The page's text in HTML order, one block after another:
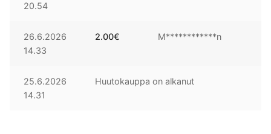
20.54
26.6.2026
14.33
2.00€ M************n
25.6.2026
14.31
Huutokauppa on alkanut